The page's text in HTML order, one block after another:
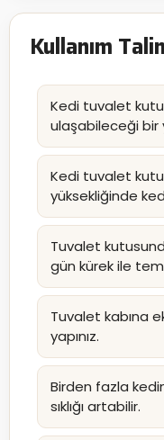
Kullanım
Kedi tuvalet
ulaşabileceği bir
Kedi tuvalet
yüksekliğinde
Tuvalet
gün kürek ile
Tuvalet kabına
yapınız.
Birden fazla
sıklığı artabilir.